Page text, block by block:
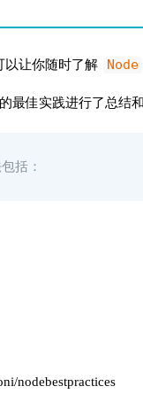
以让你随时了解 Node
的最佳实践进行了总结
括：
nodebestpractices